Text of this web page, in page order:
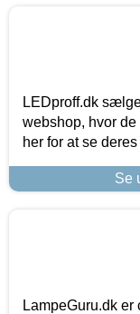
LEDproff.dk
webshop, hvor
her for at se
Se
LampeGuru.dk